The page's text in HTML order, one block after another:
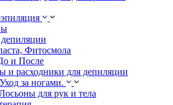
Фитосмола
и После
и расходники для депиляции
за ногами.
для рук и тела